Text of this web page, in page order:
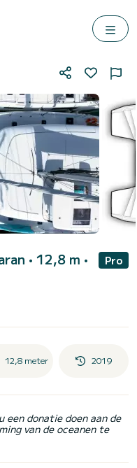
• 12,8 m •
Pro
12,8 meter 2019
een donatie doen aan de
van de oceanen te